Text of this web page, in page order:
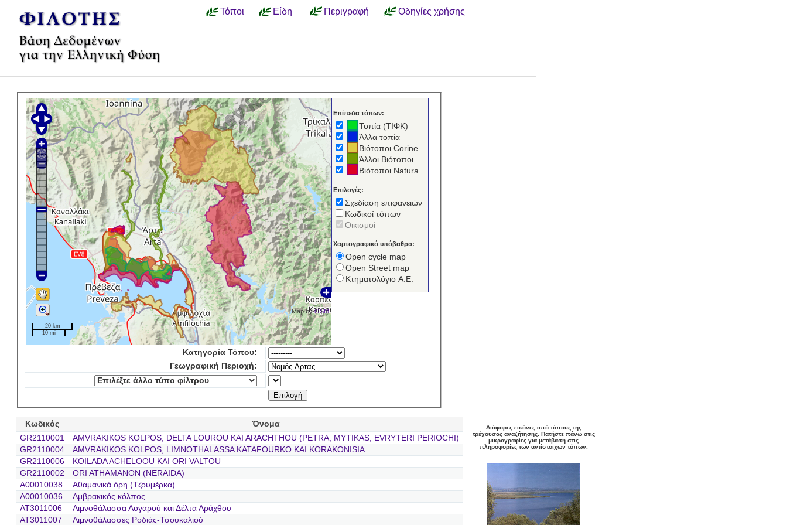
Τόποι Είδη Περιγραφή Οδηγίες χρήσης
Map byOSM
20 km
10 mi
Επίπεδα τόπων:
Τοπία (ΤΙΦΚ)
Άλλα τοπία
Βιότοποι Corine
Άλλοι Βιότοποι
Βιότοποι Natura
Επιλογές:
Σχεδίαση επιφανειών
Κωδικοί τόπων
Οικισμοί
Χαρτογραφικό υπόβαθρο:
Open cycle map
Open Street map
Κτηματολόγιο Α.Ε.
Κατηγορία Τόπου:
Γεωγραφική Περιοχή:
Κωδικός
Όνομα
GR2110001
AMVRAKIKOS KOLPOS, DELTA LOUROU KAI ARACHTHOU (PETRA, MYTIKAS, EVRYTERI PERIOCHI)
GR2110004
AMVRAKIKOS KOLPOS, LIMNOTHALASSA KATAFOURKO KAI KORAKONISIA
GR2110006
KOILADA ACHELOOU KAI ORI VALTOU
GR2110002
ORI ATHAMANON (NERAIDA)
A00010038
Αθαμανικά όρη (Τζουμέρκα)
A00010036
Αμβρακικός κόλπος
AT3011006
Λιμνοθάλασσα Λογαρού και Δέλτα Αράχθου
AT3011007
Λιμνοθάλασσες Ροδιάς-Τσουκαλιού
Διάφορες εικόνες από τόπους της
τρέχουσας αναζήτησης. Πατήστε πάνω στις
μικρογραφίες για μετάβαση στις
πληροφορίες των αντίστοιχων τόπων.